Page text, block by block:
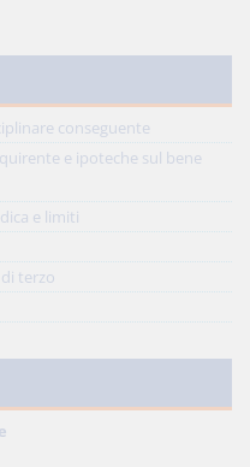
conseguente
e ipoteche sul bene
e limiti
terzo